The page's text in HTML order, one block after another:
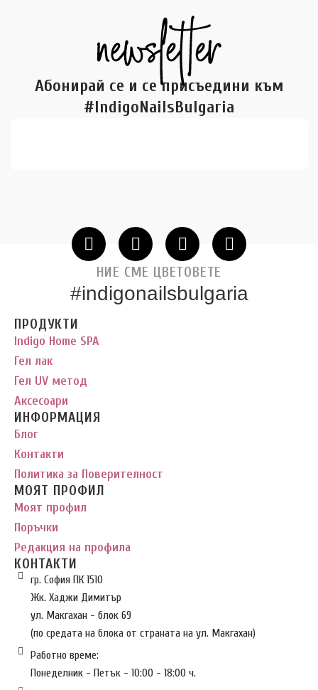
Абонирай се и се присъедини към
#IndigoNailsBulgaria
НИЕ СМЕ ЦВЕТОВЕТЕ
#indigonailsbulgaria
ПРОДУКТИ
Indigo Home SPA
Гел лак
Гел UV метод
Аксесоари
ИНФОРМАЦИЯ
Блог
Контакти
Политика за Поверителност
МОЯТ ПРОФИЛ
Моят профил
Поръчки
Редакция на профила
КОНТАКТИ
гр. София ПК 1510
Жк. Хаджи Димитър
ул. Макгахан - блок 69
(по средата на блока от страната на ул. Макгахан)
Работно време:
Понеделник - Петък - 10:00 - 18:00 ч.